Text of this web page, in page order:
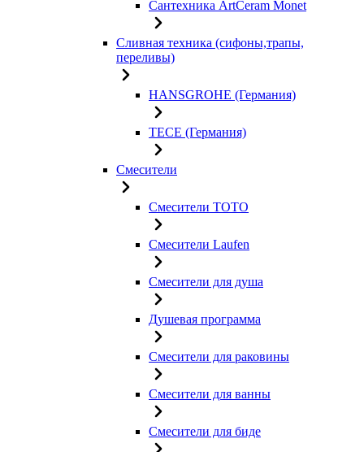
Сантехника ArtCeram Monet
Сливная техника (сифоны,трапы,
переливы)
HANSGROHE (Германия)
TECE (Германия)
Смесители
Смесители TOTO
Смесители Laufen
Смесители для душа
Душевая программа
Смесители для раковины
Смесители для ванны
Смесители для биде